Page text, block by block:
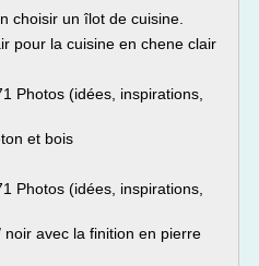
choisir un îlot de cuisine.
pour la cuisine en chene clair
Photos (idées, inspirations,
et bois
Photos (idées, inspirations,
avec la finition en pierre